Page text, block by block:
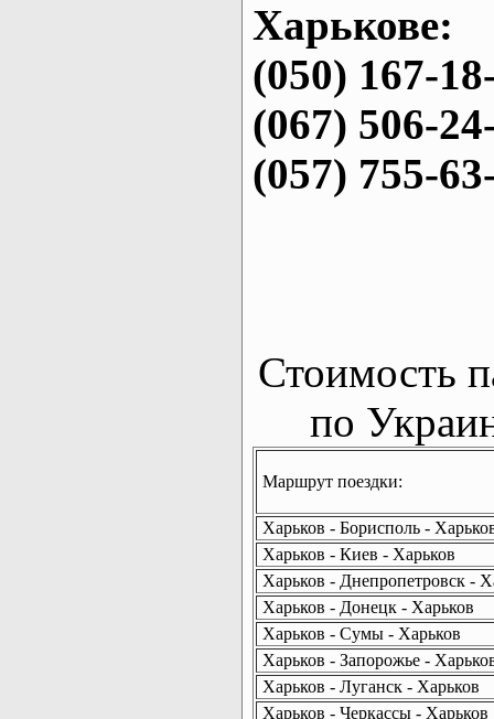
Харькове:
(050) 167-
(067) 506-
(057) 755-
Стоимость
по
Маршрут поездки:
Харьков - Борисполь -
Харьков - Киев - Харьков
Харьков - Днепропетровск -
Харьков - Донецк - Харьков
Харьков - Сумы - Харьков
Харьков - Запорожье -
Харьков - Луганск - Харьков
Харьков - Черкассы - Харьков